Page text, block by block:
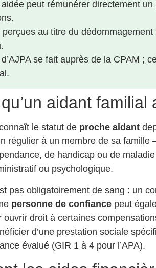
peut rémunérer directement un
au titre du
se fait auprès de la CPAM ;
aidant
le statut de proche aidant
régulier à un membre de sa
de handicap ou de
ou psychologique.
pas obligatoirement de sang : un
personne de confiance peut
ouvrir droit à certaines
d’une prestation sociale
évalué (GIR 1 à 4 pour l’APA).